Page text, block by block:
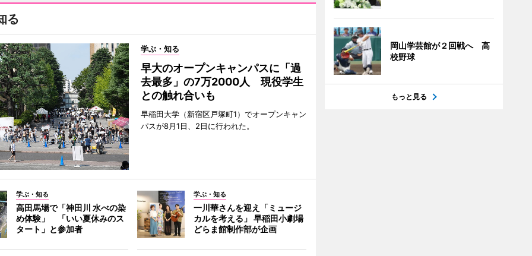
る
学ぶ・知る
早大のオープンキャンパスに「過
去最多」の7万2000人 現役学生
との触れ合いも
早稲田大学（新宿区戸塚町1）でオープンキャン
パスが8月1日、2日に行われた。
学ぶ・知る
高田馬場で「神田川 水べの染
め体験」 「いい夏休みのス
タート」と参加者
学ぶ・知る
一川華さんを迎え「ミュージ
カルを考える」 早稲田小劇場
どらま館制作部が企画
岡山学芸館が２回戦へ 高
校野球
もっと見る